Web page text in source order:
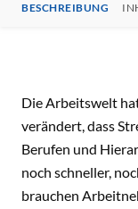
BESCHREIBUNG
Die Arbeitswelt
verändert, dass
Berufen und
noch schneller,
brauchen